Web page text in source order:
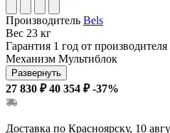
Производитель Bels
Вес 23 кг
Гарантия 1 год от производителя
Механизм Мультиблок
Развернуть
27 830 ₽ 40 354 ₽ -37%
Доставка по Красноярску, 10